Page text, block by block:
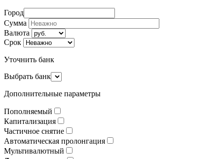
Город
Сумма
Валюта
Срок
Уточнить банк
Выбрать банк
Дополнительные параметры
Пополняемый
Капитализация
Частичное снятие
Автоматическая пролонгация
Мультивалютный